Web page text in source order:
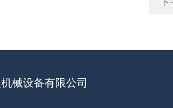
械设备有限公司